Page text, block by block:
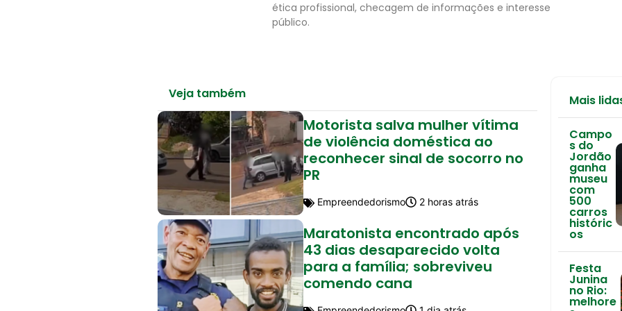
ética profissional, checagem de informações e interesse
público.
Veja também
Motorista salva mulher vítima
de violência doméstica ao
reconhecer sinal de socorro no
PR
Empreendedorismo 2 horas atrás
Maratonista encontrado após
43 dias desaparecido volta
para a família; sobreviveu
comendo cana
Mais
Campo
s do
Jordão
ganha
museu
com
500
carros
históric
os
Festa
Junina
no Rio:
melhore